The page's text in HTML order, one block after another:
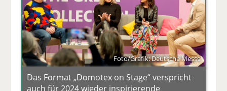
Foto/Grafik: Deutsche Messe
Das Format „Domotex on Stage“ verspricht
auch für 2024 wieder inspirierende